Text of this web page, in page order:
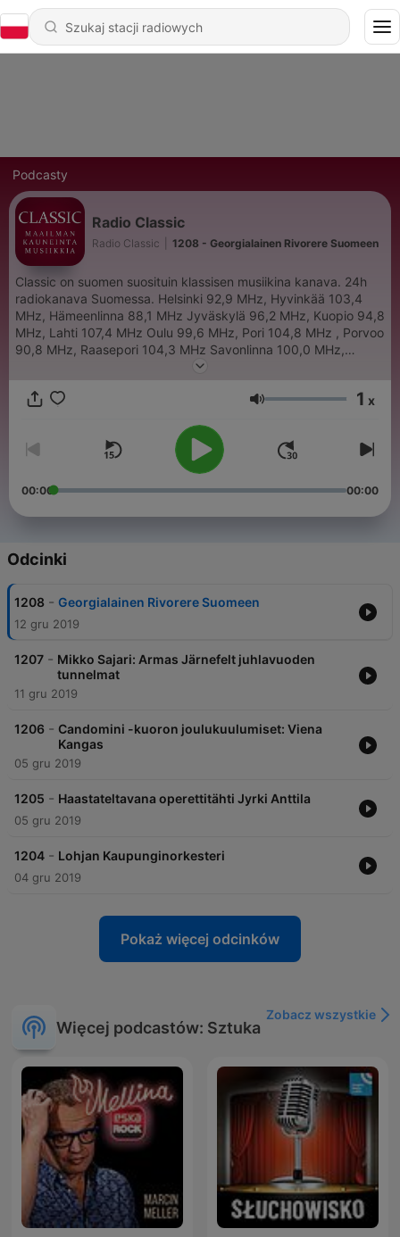
Podcasty
Radio Classic
Radio Classic 1208 - Georgialainen Rivorere Suomeen
Classic on suomen suosituin klassisen musiikina kanava. 24h
radiokanava Suomessa. Helsinki 92,9 MHz, Hyvinkää 103,4
MHz, Hämeenlinna 88,1 MHz Jyväskylä 96,2 MHz, Kuopio 94,8
MHz, Lahti 107,4 MHz Oulu 99,6 MHz, Pori 104,8 MHz , Porvoo
90,8 MHz, Raasepori 104,3 MHz Savonlinna 100,0 MHz,
nettisivujemme tai Radiot.fi-sovelluksen kautta Classic on osaGłośność 1 x
00:00 00:00
Odcinki
1208 - Georgialainen Rivorere Suomeen
12 gru 2019
1207 - Mikko Sajari: Armas Järnefelt juhlavuoden
tunnelmat
11 gru 2019
1206 - Candomini -kuoron joulukuulumiset: Viena
Kangas
05 gru 2019
1205 - Haastateltavana operettitähti Jyrki Anttila
05 gru 2019
1204 - Lohjan Kaupunginorkesteri
04 gru 2019
Pokaż więcej odcinków
Więcej podcastów: Sztuka
Zobacz wszystkie